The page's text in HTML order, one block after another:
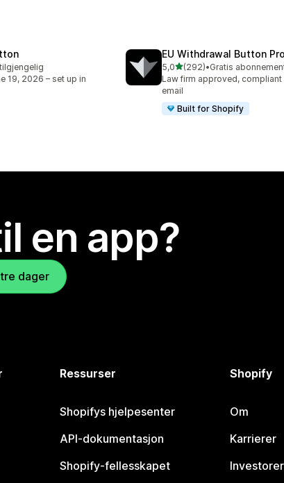
19, 2026 – set up in
EU Withdrawal Button Pro
5,0av 5 stjerner
(292)
Totalt 292 omtaler
•Gratis
Law firm approved,
email
Built for Shopify
en app?
dager
Ressurser
Shopifys hjelpesenter
API-dokumentasjon
Shopify-fellesskapet
Shopify
Om
Karrierer
Investorer